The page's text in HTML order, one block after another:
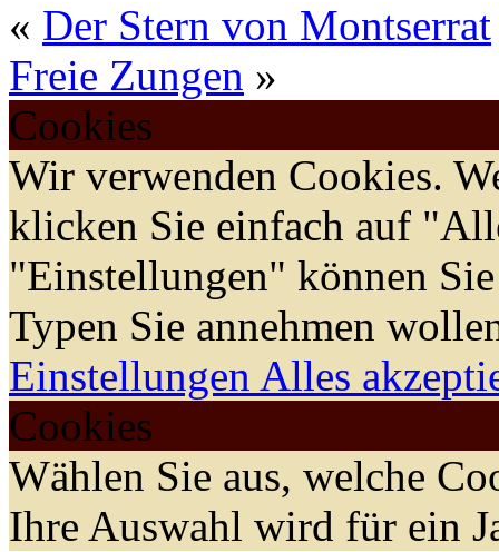
« Der Stern von Montserrat
Freie Zungen »
Cookies
Wir verwenden Cookies.
klicken Sie einfach auf
"Einstellungen" können
Typen Sie annehmen
Einstellungen Alles
Cookies
Wählen Sie aus, welche
Ihre Auswahl wird für ein